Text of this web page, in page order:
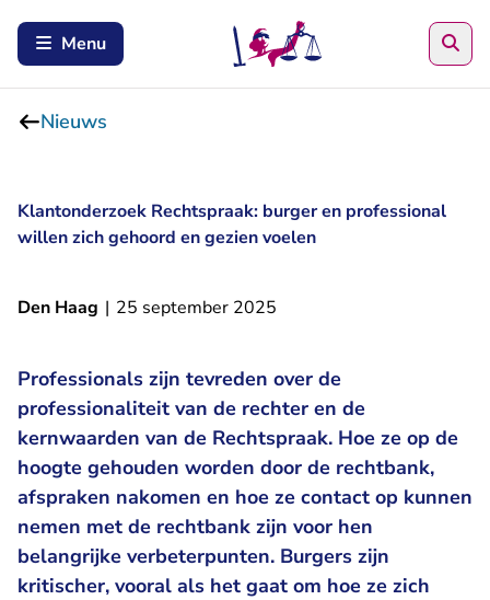
Menu
Nieuws
Klantonderzoek Rechtspraak: burger en professional
willen zich gehoord en gezien voelen
Den Haag | 25 september 2025
Professionals zijn tevreden over de
professionaliteit van de rechter en de
kernwaarden van de Rechtspraak. Hoe ze op de
hoogte gehouden worden door de rechtbank,
afspraken nakomen en hoe ze contact op kunnen
nemen met de rechtbank zijn voor hen
belangrijke verbeterpunten. Burgers zijn
kritischer, vooral als het gaat om hoe ze zich